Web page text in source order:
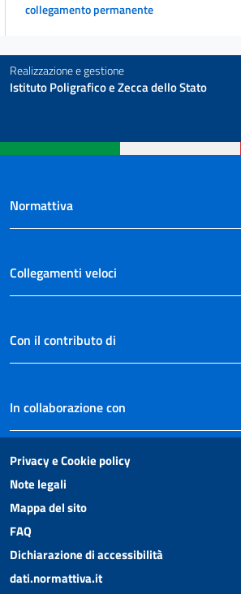
collegamento permanente
Realizzazione e gestione
Istituto Poligrafico e Zecca dello Stato
Normattiva
Collegamenti veloci
Con il contributo di
In collaborazione con
Privacy e Cookie policy
Note legali
Mappa del sito
FAQ
Dichiarazione di accessibilità
dati.normattiva.it